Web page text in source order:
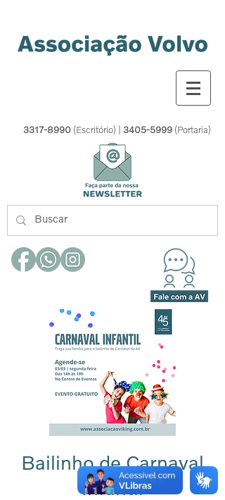
3317-8990 (Escritório) | 3405-5999(Portaria)
Bailinho de Carnaval
Infantil